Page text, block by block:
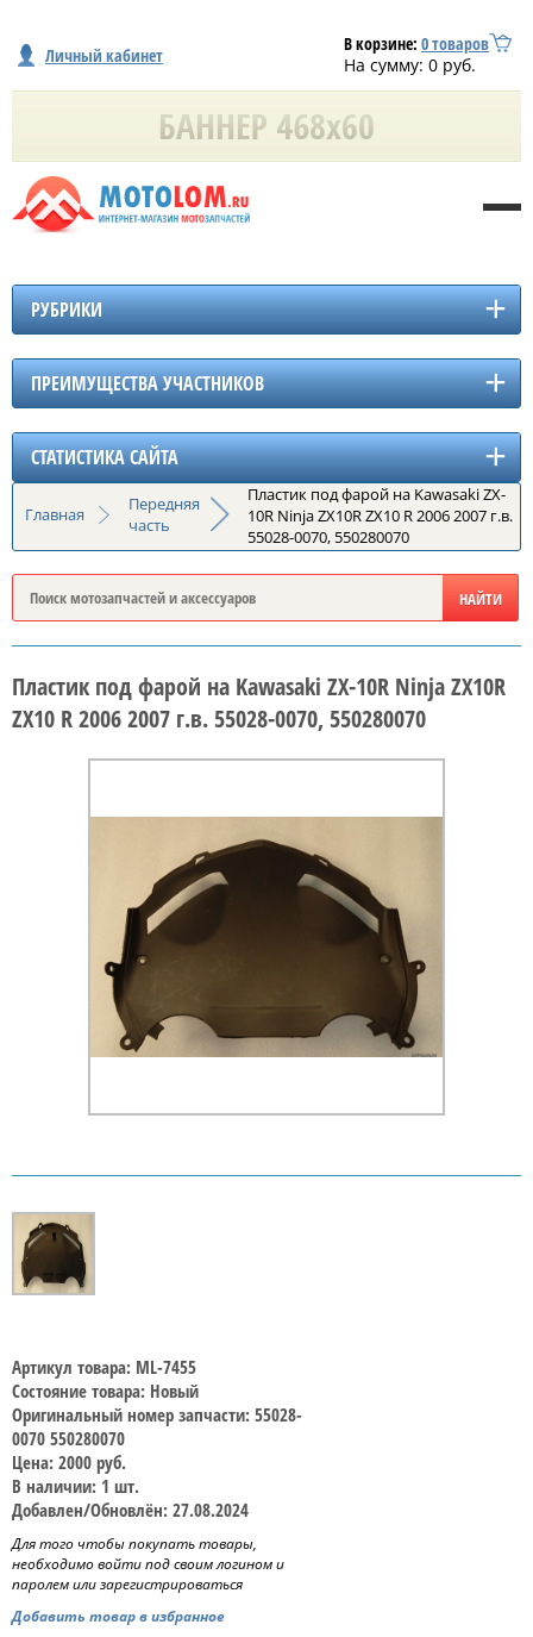
Личный кабинет В корзине: 0товаров
На сумму: 0 руб.
РУБРИКИ
ПРЕИМУЩЕСТВА УЧАСТНИКОВ
СТАТИСТИКА САЙТА
Главная
Передняя
часть
Пластик под фарой на Kawasaki ZX-
10R Ninja ZX10R ZX10 R 2006 2007 г.в.
55028-0070, 550280070
Пластик под фарой на Kawasaki ZX-10R Ninja ZX10R
ZX10 R 2006 2007 г.в. 55028-0070, 550280070
Артикул товара: ML-7455
Состояние товара: Новый
Оригинальный номер запчасти: 55028-
0070 550280070
Цена: 2000 руб.
В наличии: 1 шт.
Добавлен/Обновлён: 27.08.2024
Для того чтобы покупать товары,
необходимо войти под своим логином и
паролем или зарегистрироваться
Добавить товар в избранное